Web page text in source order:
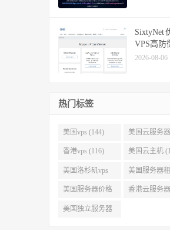
VPS高防
2026-08-06
热门标签
美国vps (144) 美国云服务器
(143)
香港vps (116) 美国云主机
美国洛杉矶vps
(94)
美国服务器
(91)
美国服务器价格
(82)
香港云服务器
美国独立服务器